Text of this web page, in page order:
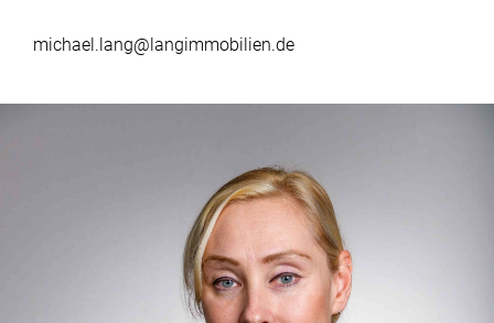
michael.lang@langimmobilien.de